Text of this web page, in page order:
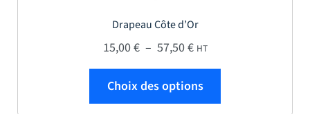
Drapeau Côte d’Or
15,00€ – 57,50€Plage de prix : 15,00 €
HT
Choix des options